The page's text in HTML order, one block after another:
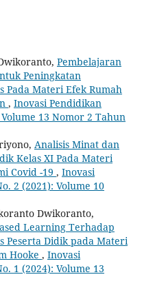
Pembelajaran
Peningkatan
Materi Efek Rumah
, Inovasi Pendidikan
13 Nomor 2 Tahun
Analisis Minat dan
Kelas XI Pada Materi
Covid -19 , Inovasi
2 (2021): Volume 10
Dwikoranto,
Learning Terhadap
Didik pada Materi
Hooke , Inovasi
1 (2024): Volume 13